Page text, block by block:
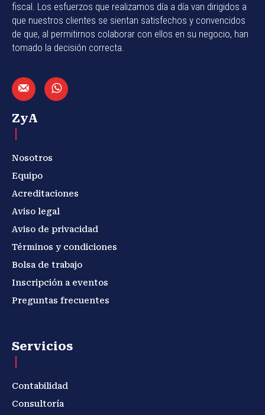
fiscal. Los esfuerzos que realizamos día a día van dirigidos a
que nuestros clientes se sientan satisfechos y convencidos
de que, al permitirnos colaborar con ellos en su negocio, han
tomado la decisión correcta.
ZyA
Nosotros
Equipo
Acreditaciones
Aviso legal
Aviso de privacidad
Términos y condiciones
Bolsa de trabajo
Inscripción a eventos
Preguntas frecuentes
Servicios
Contabilidad
Consultoría